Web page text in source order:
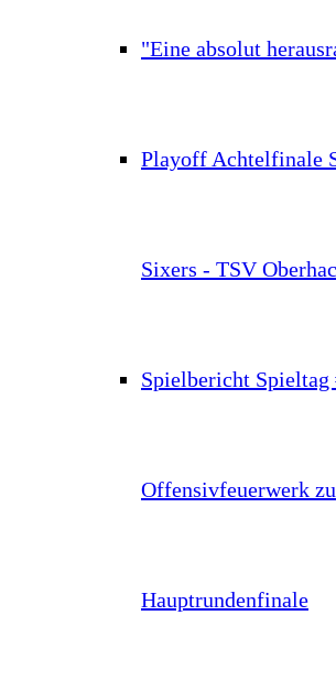
"Eine absolut
Playoff Achtelfinale
Sixers - TSV
Spielbericht Spieltag
Offensivfeuerwerk
Hauptrundenfinale